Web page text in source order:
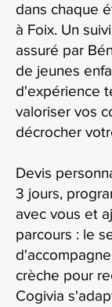
dans chaque
à Foix. Un
assuré par
de jeunes
d'expérience
valoriser vos
décrocher
Devis
3 jours,
avec vous et
parcours : le
crèche pour
Cogivia